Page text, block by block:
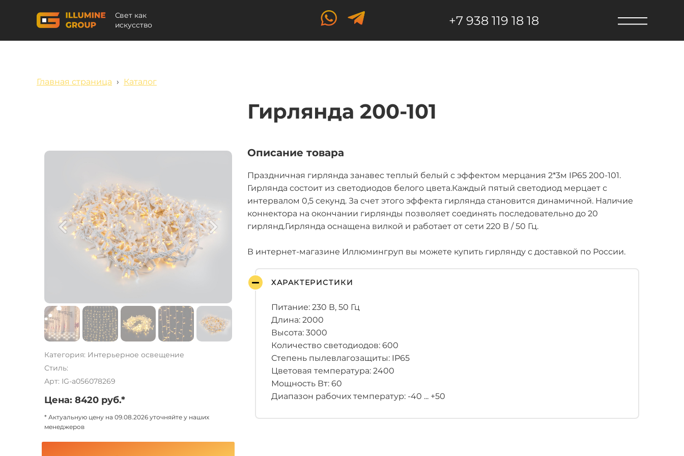
Свет как
искусство
+7 938 119 18 18
Главная страница › Каталог
Гирлянда 200-101
Категория: Интерьерное освещение
Стиль:
Арт: IG-a056078269
Цена: 8420 руб.*
* Актуальную цену на 09.08.2026 уточняйте у наших
менеджеров
Описание товара
Праздничная гирлянда занавес теплый белый с эффектом мерцания 2*3м IP65 200-101.
Гирлянда состоит из светодиодов белого цвета.Каждый пятый светодиод мерцает с
интервалом 0,5 секунд. За счет этого эффекта гирлянда становится динамичной. Наличие
коннектора на окончании гирлянды позволяет соединять последовательно до 20
гирлянд.Гирлянда оснащена вилкой и работает от сети 220 В / 50 Гц.
В интернет-магазине Иллюмингруп вы можете купить гирлянду с доставкой по России.
ХАРАКТЕРИСТИКИ
Питание: 230 В, 50 Гц
Длина: 2000
Высота: 3000
Количество светодиодов: 600
Степень пылевлагозащиты: IP65
Цветовая температура: 2400
Мощность Вт: 60
Диапазон рабочих температур: -40 ... +50